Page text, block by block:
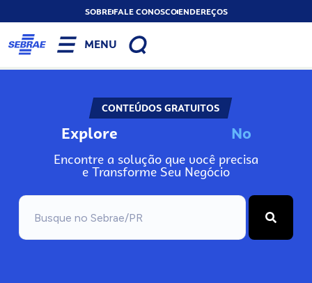
SOBREFALE CONOSCOENDEREÇOS
MENU
CONTEÚDOS GRATUITOS
Explore N
Encontre a solução que você precisa
e Transforme Seu Negócio